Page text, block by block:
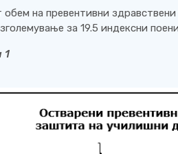
обем на превентивни
за 19.5 индексни
1